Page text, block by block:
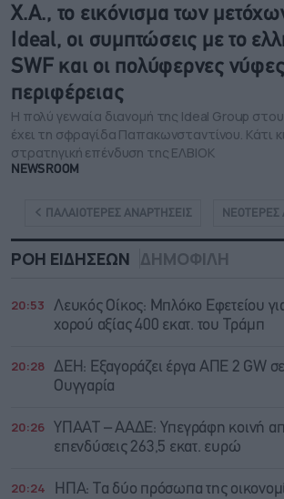
Χ.Α., το εικόνισμα των
Ideal, οι συμπτώσεις με το
SWF και οι πολύφερνες
περιφέρειας
Η πολύ γενναία διανομή της Ideal Group
έχει τη σφραγίδα Παπακωνσταντίνου. Κάτι
στρατηγική επένδυση της ΕΛΒΙΟΚ
NEWSROOM
ΠΑΛΑΙΟΤΕΡΕΣ ΑΝΑΡΤΗΣΕΙΣ ΝΕΟΤΕΡΕΣ
ΡΟΗ ΕΙΔΗΣΕΩΝ ΔΗΜΟΦΙΛΗ
20:53
Λευκός Οίκος: Μπλόκο Εφετείου
χορού αξίας 400 εκατ. του Τράμπ
20:28 ΔΕΗ: Εξαγοράζει έργα ΑΠΕ 2 GW
Ουγγαρία
20:26
ΥΠΑΑΤ – ΑΑΔΕ: Υπεγράφη κοινή
επενδύσεις 263,5 εκατ. ευρώ
20:24
ΗΠΑ: Τα δύο πρόσωπα της